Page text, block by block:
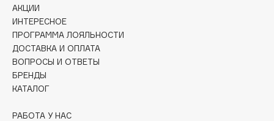
Collagenina
Consly
CosRX
Cottolina
Crescina
АКЦИИ
ИНТЕРЕСНОЕ
ПРОГРАММА ЛОЯЛЬНОСТИ
ДОСТАВКА И ОПЛАТА
ВОПРОСЫ И ОТВЕТЫ
БРЕНДЫ
КАТАЛОГ
РАБОТА У НАС